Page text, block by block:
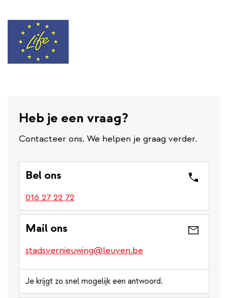
Heb je een vraag?
Contacteer ons. We helpen je graag verder.
Bel ons
016 27 22 72
Mail ons
stadsvernieuwing@leuven.be
Je krijgt zo snel mogelijk een antwoord.